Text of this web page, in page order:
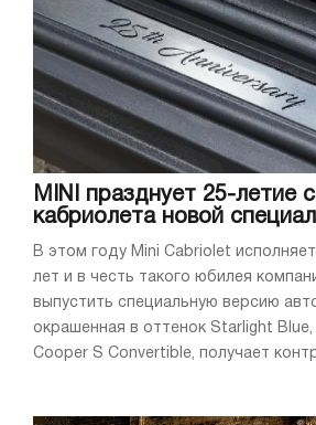
MINI празднует 25-летие
кабриолета новой
В этом году Mini Cabriolet
лет и в честь такого юбилея
выпустить специальную версию
окрашенная в оттенок Starlight Blue,
Cooper S Convertible, получает